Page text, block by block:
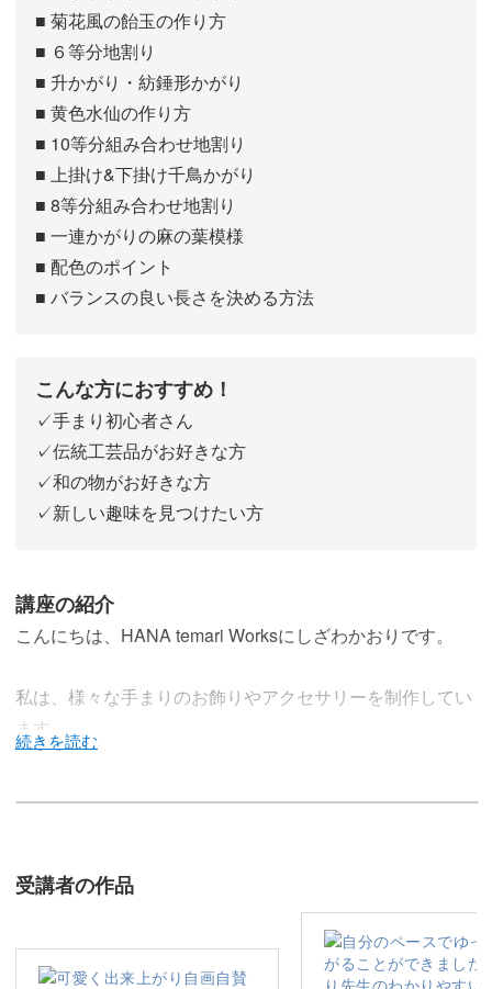
■ 菊花風の飴玉の作り方
■ ６等分地割り
■ 升かがり・紡錘形かがり
■ 黄色水仙の作り方
■ 10等分組み合わせ地割り
■ 上掛け&下掛け千鳥かがり
■ 8等分組み合わせ地割り
■ 一連かがりの麻の葉模様
■ 配色のポイント
■ バランスの良い長さを決める方法
こんな方におすすめ！
✓手まり初心者さん
✓伝統工芸品がお好きな方
✓和の物がお好きな方
✓新しい趣味を見つけたい方
講座の紹介
こんにちは、HANA temari Worksにしざわかおりです。
私は、様々な手まりのお飾りやアクセサリーを制作してい
ます。
芯に糸を巻きつけ、幾何学模様を施した手まり。
受講者の作品